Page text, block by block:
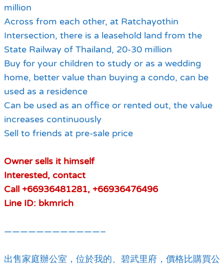
million
Across from each other, at Ratchayothin
Intersection, there is a leasehold land from the
State Railway of Thailand, 20-30 million
Buy for your children to study or as a wedding
home, better value than buying a condo, can be
used as a residence
Can be used as an office or rented out, the value
increases continuously
Sell to friends at pre-sale price
Owner sells it himself
Interested, contact
Call +66936481281, +66936476496
Line ID: bkmrich
————————————–
出售家庭辦公室，位於我的、碧武里府，價格比購買公